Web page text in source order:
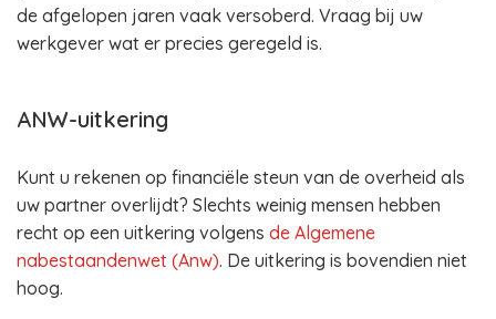
de afgelopen jaren vaak versoberd. Vraag bij uw
werkgever wat er precies geregeld is.
ANW-uitkering
Kunt u rekenen op financiële steun van de overheid als
uw partner overlijdt? Slechts weinig mensen hebben
recht op een uitkering volgens de Algemene
nabestaandenwet (Anw). De uitkering is bovendien niet
hoog.